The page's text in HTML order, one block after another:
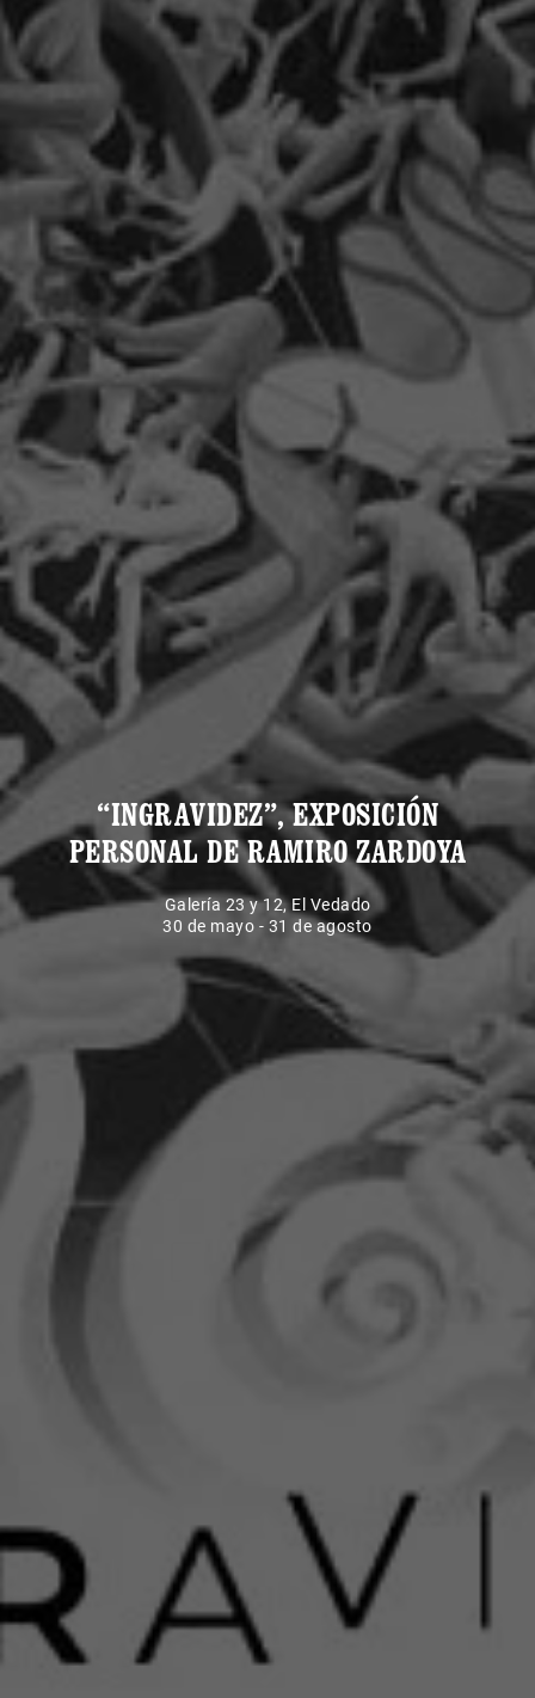
“INGRAVIDEZ”, EXPOSICIÓN
PERSONAL DE RAMIRO ZARDOYA
Galería 23 y 12, El Vedado
30 de mayo - 31 de agosto